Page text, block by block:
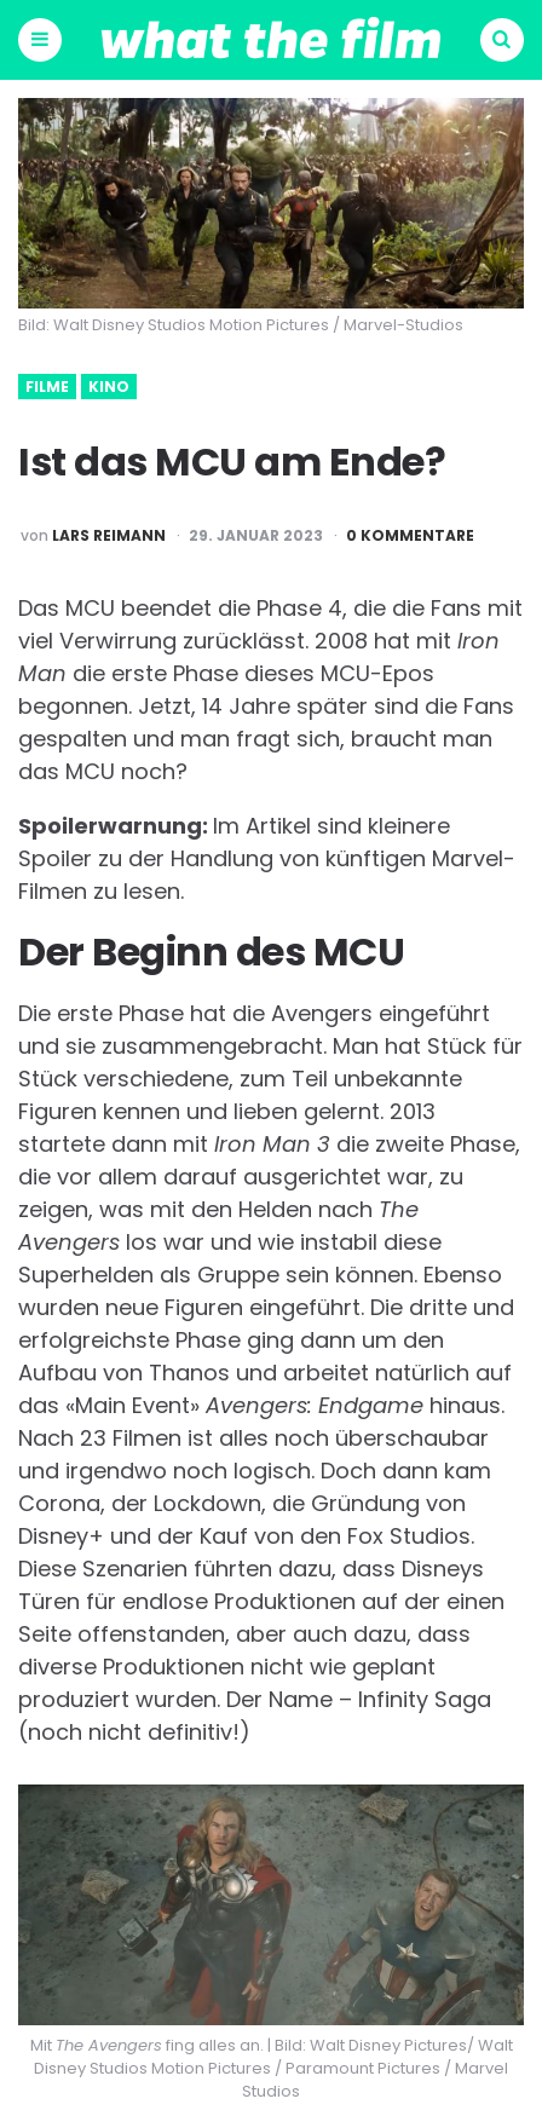
Menu Suchen
Bild: Walt Disney Studios Motion Pictures / Marvel-Studios
FILME KINO
Ist das MCU am Ende?
POSTED
BY
von LARS REIMANN 29. JANUAR 2023 0 KOMMENTARE
Das MCU beendet die Phase 4, die die Fans mit
viel Verwirrung zurücklässt. 2008 hat mit Iron
Man die erste Phase dieses MCU-Epos
begonnen. Jetzt, 14 Jahre später sind die Fans
gespalten und man fragt sich, braucht man
das MCU noch?
Spoilerwarnung: Im Artikel sind kleinere
Spoiler zu der Handlung von künftigen Marvel-
Filmen zu lesen.
Der Beginn des MCU
Die erste Phase hat die Avengers eingeführt
und sie zusammengebracht. Man hat Stück für
Stück verschiedene, zum Teil unbekannte
Figuren kennen und lieben gelernt. 2013
startete dann mit Iron Man 3 die zweite Phase,
die vor allem darauf ausgerichtet war, zu
zeigen, was mit den Helden nach The
Avengers los war und wie instabil diese
Superhelden als Gruppe sein können. Ebenso
wurden neue Figuren eingeführt. Die dritte und
erfolgreichste Phase ging dann um den
Aufbau von Thanos und arbeitet natürlich auf
das «Main Event» Avengers: Endgame hinaus.
Nach 23 Filmen ist alles noch überschaubar
und irgendwo noch logisch. Doch dann kam
Corona, der Lockdown, die Gründung von
Disney+ und der Kauf von den Fox Studios.
Diese Szenarien führten dazu, dass Disneys
Türen für endlose Produktionen auf der einen
Seite offenstanden, aber auch dazu, dass
diverse Produktionen nicht wie geplant
produziert wurden. Der Name – Infinity Saga
(noch nicht definitiv!)
Mit The Avengers fing alles an. | Bild: Walt Disney Pictures/ Walt
Disney Studios Motion Pictures / Paramount Pictures / Marvel
Studios